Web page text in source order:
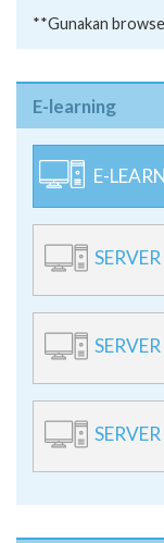
**Gunakan
E-learning
E-